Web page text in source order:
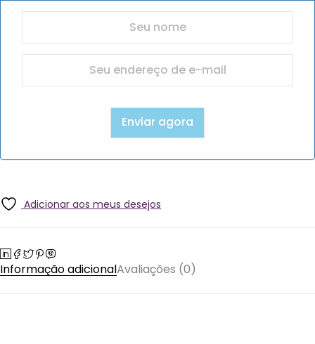
Adicionar aos meus desejos
Informação adicionalAvaliações (0)